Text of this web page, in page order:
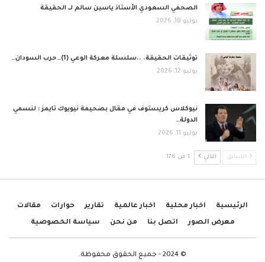
الصحفي السعودي الأستاذ ياسين سالم لــ الحقيقة
يوليو 18, 2026
توثيقات الحقيقة. ..سلسلة معركة الوعي (1)…حرب السودان…
يوليو 12, 2026
نيوكلاس كريستوف في مقال بصحيفة نيويوك تايمز : لنسمي
الدولة…
يوليو 11, 2026
السابق التالي 1 من 176
الرئيسية اخبار محلية اخبار عالمية تقارير حوارات مقالات
معرض الصور اتصل بنا من نحن سياسة الخصوصية
© 2024 - جميع الحقوق محفوظة.